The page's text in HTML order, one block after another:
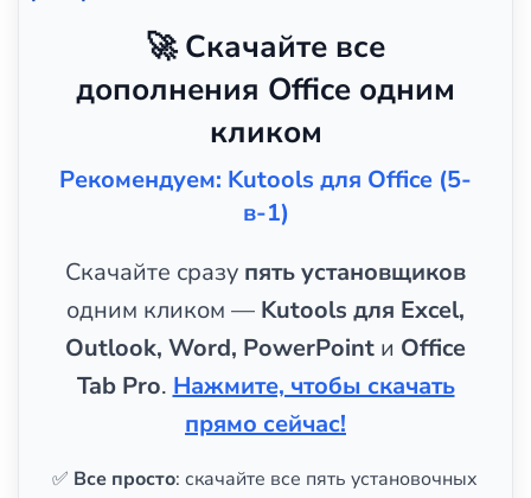
🚀 Скачайте все
дополнения Office одним
кликом
Рекомендуем: Kutools для Office (5-
в-1)
Скачайте сразу пять установщиков
одним кликом — Kutools для Excel,
Outlook, Word, PowerPoint и Office
Tab Pro. Нажмите, чтобы скачать
прямо сейчас!
✅ Все просто: скачайте все пять установочных